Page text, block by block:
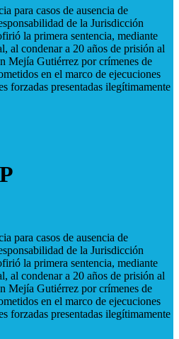
para casos de ausencia de
de la Jurisdicción
la primera sentencia, mediante
al condenar a 20 años de prisión al
Mejía Gutiérrez por crímenes de
en el marco de ejecuciones
forzadas presentadas ilegítimamente
para casos de ausencia de
de la Jurisdicción
la primera sentencia, mediante
al condenar a 20 años de prisión al
Mejía Gutiérrez por crímenes de
en el marco de ejecuciones
forzadas presentadas ilegítimamente